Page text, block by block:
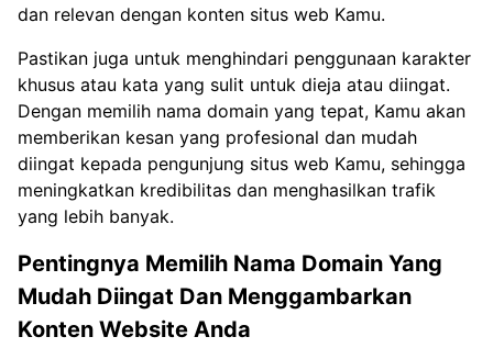
dan relevan dengan konten situs web Kamu.
Pastikan juga untuk menghindari penggunaan karakter
khusus atau kata yang sulit untuk dieja atau diingat.
Dengan memilih nama domain yang tepat, Kamu akan
memberikan kesan yang profesional dan mudah
diingat kepada pengunjung situs web Kamu, sehingga
meningkatkan kredibilitas dan menghasilkan trafik
yang lebih banyak.
Pentingnya Memilih Nama Domain Yang
Mudah Diingat Dan Menggambarkan
Konten Website Anda